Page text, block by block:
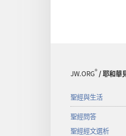
JW.ORG®/ 耶和華
聖經與生活
聖經問答
聖經經文選析